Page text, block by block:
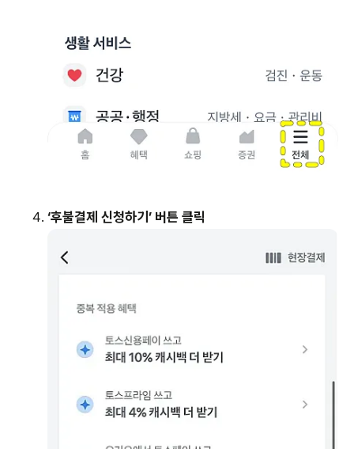
‘후불결제 신청하기’ 버튼 클릭